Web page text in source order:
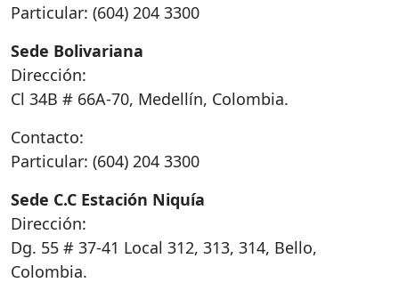
Particular: (604) 204 3300
Sede Bolivariana
Dirección:
Cl 34B # 66A-70, Medellín, Colombia.
Contacto:
Particular: (604) 204 3300
Sede C.C Estación Niquía
Dirección:
Dg. 55 # 37-41 Local 312, 313, 314, Bello,
Colombia.